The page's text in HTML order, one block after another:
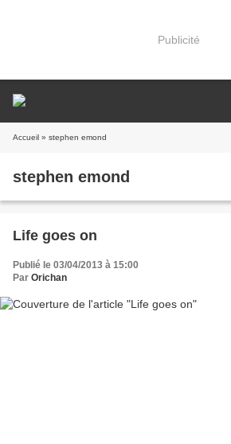
Publicité
Accueil » stephen emond
stephen emond
Life goes on
Publié le 03/04/2013 à 15:00
Par Orichan